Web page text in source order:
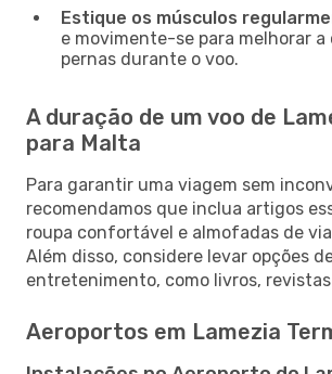
Estique os músculos
e movimente-se para melhorar
pernas durante o voo.
A duração de um voo de
para Malta
Para garantir uma viagem sem
recomendamos que inclua artigos
roupa confortável e almofadas de
Além disso, considere levar opções
entretenimento, como livros,
Aeroportos em Lamezia